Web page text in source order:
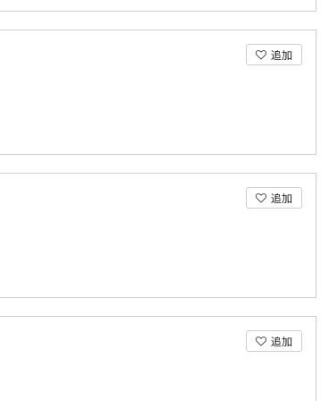
追加
追加
追加